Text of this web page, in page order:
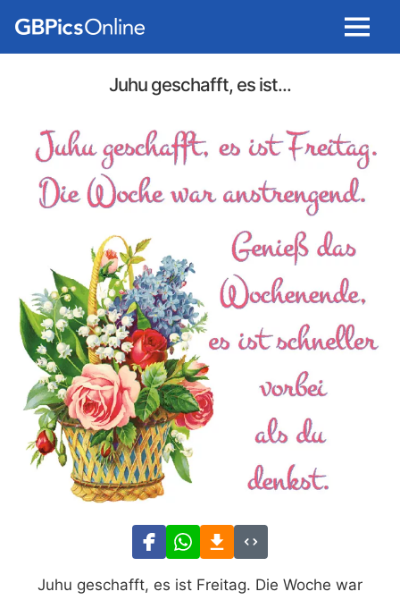
Menu
Juhu geschafft, es ist...
Juhu geschafft, es ist Freitag. Die Woche war